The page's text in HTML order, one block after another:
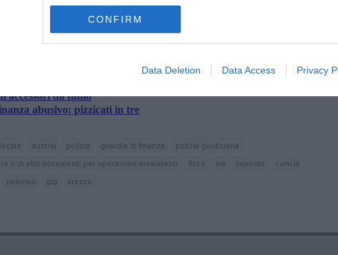
CONFIRM
Data Deletion Data Access Privacy
principali della Toscana iscriviti allaNewsletter QUInews -
alle 20:00 direttamente nella tua casella di posta.
anche:
accessori da fumo
abusivo: pizzicati in tre
austria polizia guardia di finanza
polizia giudiziaria
o di altri documenti per operazioni inesistenti
fisco iva imposte
concia
palermo gip arezzo